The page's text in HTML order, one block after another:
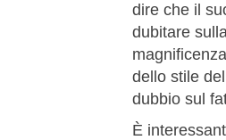
dire che il
dubitare
dello stile
dubbio sul
È